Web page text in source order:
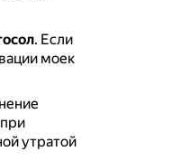
. Если
моек
утратой